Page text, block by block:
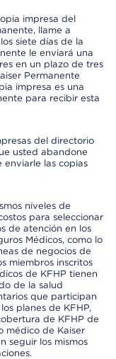
impresa del
llame a
siete días de la
le enviará una
en un plazo de tres
Permanente
impresa es una
para recibir esta
del directorio
usted abandone
enviarle las copias
niveles de
para seleccionar
de atención en los
Médicos, como lo
de negocios de
miembros inscritos
de KFHP tienen
de la salud
que participan
planes de KFHP,
de KFHP de
médico de Kaiser
seguir los mismos